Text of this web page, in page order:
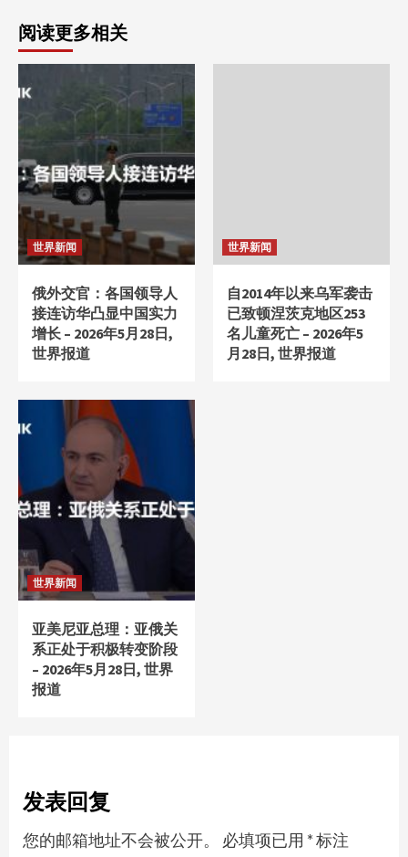
阅读更多相关
世界新闻
俄外交官：各国领导人
接连访华凸显中国实力
增长 – 2026年5月28日,
世界报道
世界新闻
自2014年以来乌军袭击
已致顿涅茨克地区253
名儿童死亡 – 2026年5
月28日, 世界报道
世界新闻
亚美尼亚总理：亚俄关
系正处于积极转变阶段
– 2026年5月28日, 世界
报道
发表回复
您的邮箱地址不会被公开。 必填项已用 *标注